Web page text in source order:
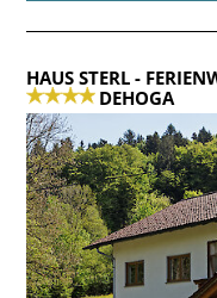
HAUS STERL-
DEHOGA